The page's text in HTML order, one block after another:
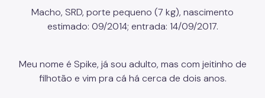
Macho, SRD, porte pequeno (7 kg), nascimento
estimado: 09/2014; entrada: 14/09/2017.
Meu nome é Spike, já sou adulto, mas com jeitinho de
filhotão e vim pra cá há cerca de dois anos.